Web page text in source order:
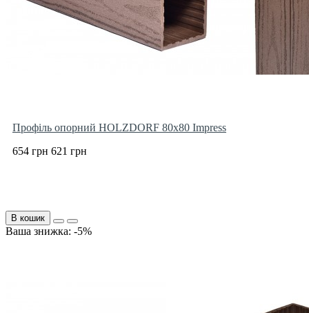
Профіль опорний HOLZDORF 80х80 Impress
654 грн 621 грн
В кошик
Ваша знижка: -5%